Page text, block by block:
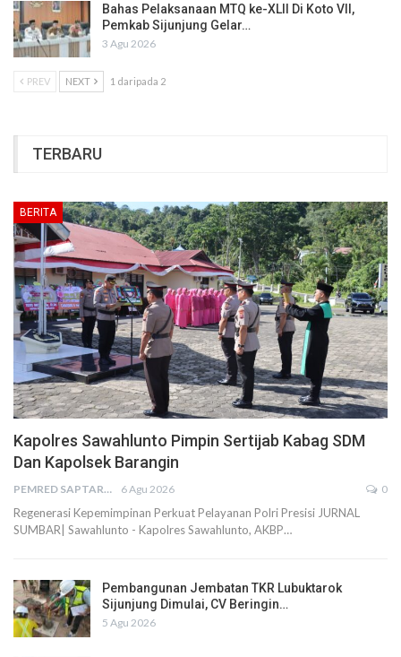
Bahas Pelaksanaan MTQ ke-XLII Di Koto VII,
Pemkab Sijunjung Gelar…
3 Agu 2026
PREV NEXT 1 daripada 2
TERBARU
BERITA
Kapolres Sawahlunto Pimpin Sertijab Kabag SDM
Dan Kapolsek Barangin
PEMRED SAPTARIUS 6 Agu 2026 0
Regenerasi Kepemimpinan Perkuat Pelayanan Polri Presisi JURNAL
SUMBAR| Sawahlunto - Kapolres Sawahlunto, AKBP…
Pembangunan Jembatan TKR Lubuktarok
Sijunjung Dimulai, CV Beringin…
5 Agu 2026